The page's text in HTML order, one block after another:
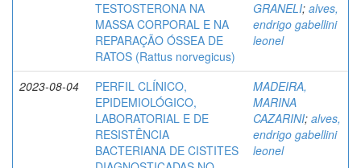
TESTOSTERONA NA
MASSA CORPORAL E NA
REPARAÇÃO ÓSSEA DE
RATOS (Rattus norvegicus)
GRANELI; alves,
endrigo gabellini
leonel
2023-08-04
PERFIL CLÍNICO,
EPIDEMIOLÓGICO,
LABORATORIAL E DE
RESISTÊNCIA
BACTERIANA DE CISTITES
MADEIRA,
MARINA
CAZARINI; alves,
endrigo gabellini
leonel